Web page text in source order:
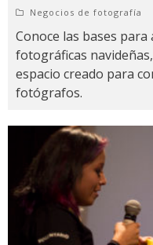
Negocios de fotografía
Conoce las bases
fotográficas
espacio creado para
fotógrafos.